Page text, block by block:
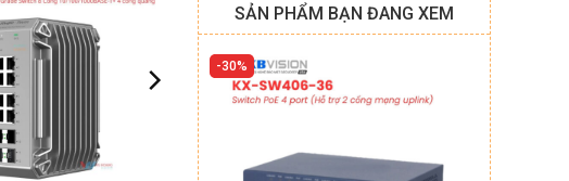
SẢN PHẨM BẠN ĐANG XEM
30%